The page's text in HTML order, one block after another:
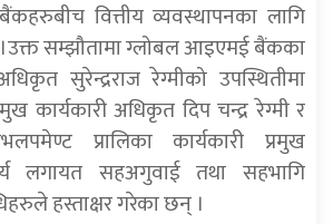
वित्तीय व्यवस्थापनका लागि
सम्झौतामा ग्लोबल आइएमई बैंकका
सुरेन्द्रराज रेग्मीको उपस्थितीमा
कार्यकारी अधिकृत दिप चन्द्र रेग्मी र
प्रालिका कार्यकारी प्रमुख
लगायत सहअगुवाई तथा सहभागि
हस्ताक्षर गरेका छन् ।